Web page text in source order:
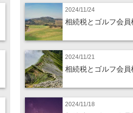
2024/11/24
相続税とゴルフ会員
2024/11/21
相続税とゴルフ会
2024/11/18